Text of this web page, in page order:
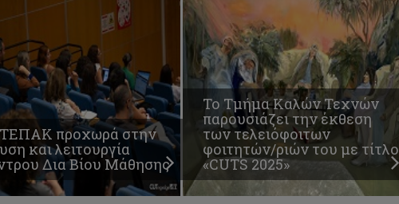
προχωρά στην
και λειτουργία
Δια Βίου Μάθησης
Το Τμήμα Καλών Τεχνών
παρουσιάζει την έκθεση
των τελειόφοιτων
φοιτητών/ριών του με τίτλο
«CUTS 2025»